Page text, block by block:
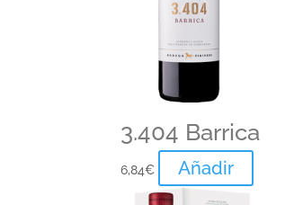
3.404 Barrica
6,84€ Añadir